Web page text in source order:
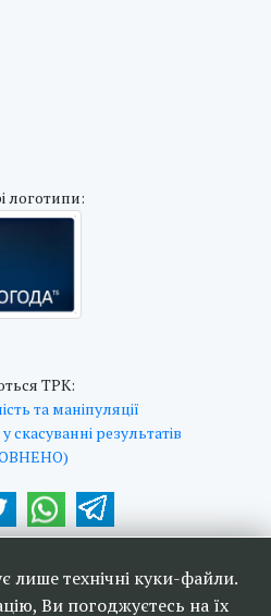
логотипи:
ТРК:
та маніпуляції
результатів
лише технічні куки-файли.
Ви погоджуєтесь на їх